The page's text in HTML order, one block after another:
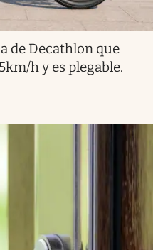
de Decathlon que
h y es plegable.